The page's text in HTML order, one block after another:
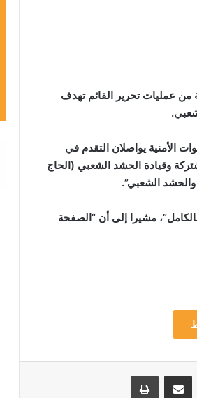
من عمليات تحرير القائم تهدف
الأمنية يواصلان التقدم في
وقيادة الحشد الشعبي (الحاج
والحشد الشعبي”.
مشيرا إلى أن “الصفحة